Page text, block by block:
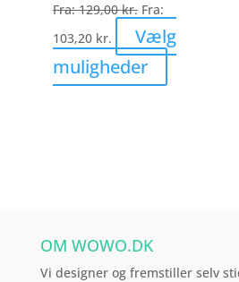
på
varesiden
Fra:129,00kr. Fra:
103,20 kr.
Vælg
muligheder
vare
varesiden
OM WOWO.DK
Vi designer og fremstiller selv